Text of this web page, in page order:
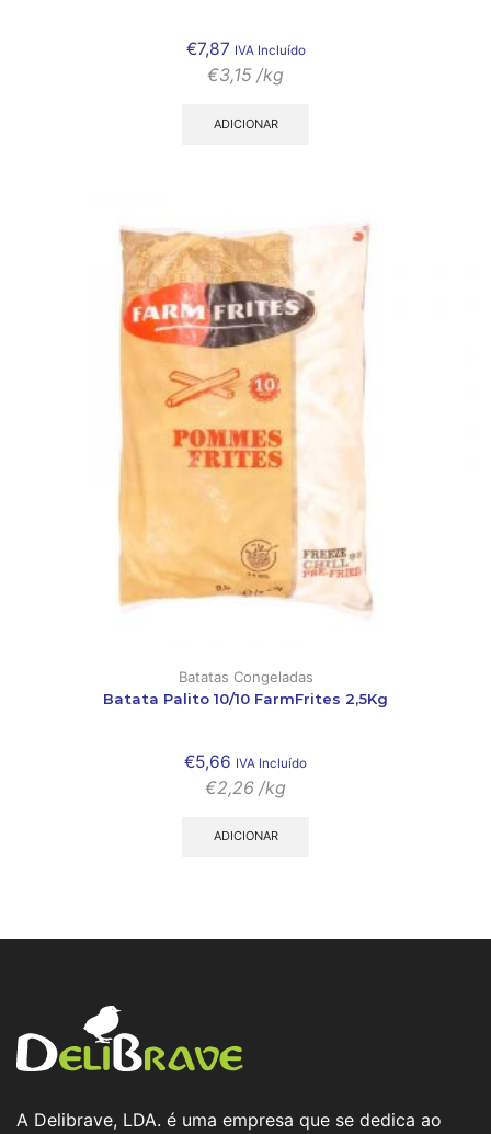
€7,87 IVA Incluído
€3,15 /kg
ADICIONAR
Batatas Congeladas
Batata Palito 10/10 FarmFrites 2,5Kg
€5,66 IVA Incluído
€2,26 /kg
ADICIONAR
A Delibrave, LDA. é uma empresa que se dedica ao